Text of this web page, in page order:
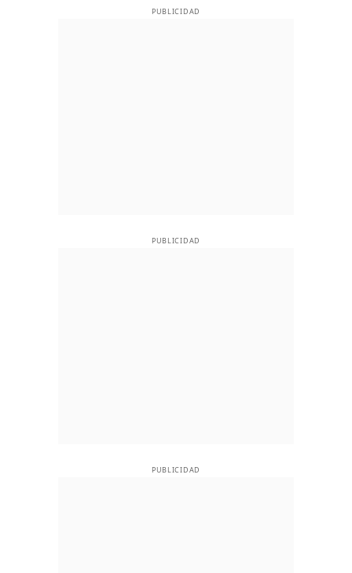
PUBLICIDAD
PUBLICIDAD
PUBLICIDAD